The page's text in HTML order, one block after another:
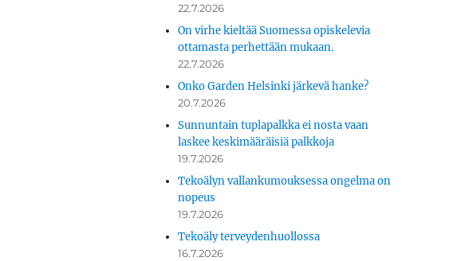
22.7.2026
On virhe kieltää Suomessa opiskelevia
ottamasta perhettään mukaan.
22.7.2026
Onko Garden Helsinki järkevä hanke?
20.7.2026
Sunnuntain tuplapalkka ei nosta vaan
laskee keskimääräisiä palkkoja
19.7.2026
Tekoälyn vallankumouksessa ongelma on
nopeus
19.7.2026
Tekoäly terveydenhuollossa
16.7.2026